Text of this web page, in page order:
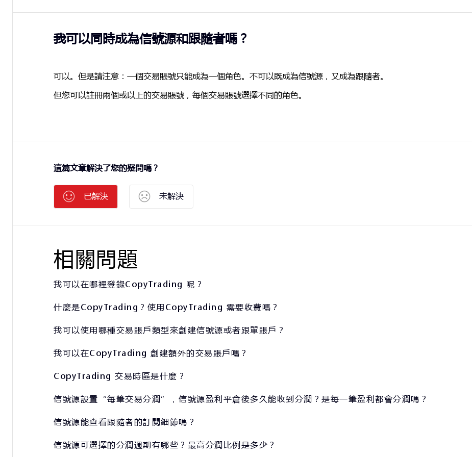
我可以同時成為信號源和跟隨者嗎？
可以。但是請注意：一個交易賬號只能成為一個角色。不可以既成為信號源，又成為跟隨者。
但您可以註冊兩個或以上的交易賬號，每個交易賬號選擇不同的角色。
這篇文章解決了您的疑問嗎？
已解決 未解決
相關問題
我可以在哪裡登錄CopyTrading 呢？
什麼是CopyTrading？使用CopyTrading 需要收費嗎？
我可以使用哪種交易賬戶類型來創建信號源或者跟單賬戶？
我可以在CopyTrading 創建額外的交易賬戶嗎？
CopyTrading 交易時區是什麼？
信號源設置“每筆交易分潤”，信號源盈利平倉後多久能收到分潤？是每一筆盈利都會分潤嗎？
信號源能查看跟隨者的訂閱細節嗎？
信號源可選擇的分潤週期有哪些？最高分潤比例是多少？